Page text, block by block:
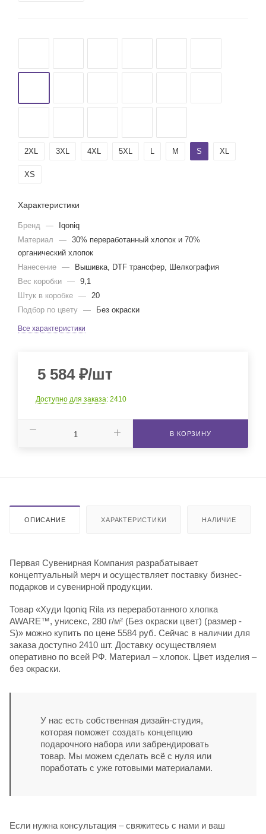
2XL 3XL 4XL 5XL L M S XL
XS
Характеристики
Бренд —
Iqoniq
Материал
— 30% переработанный хлопок и 70%
органический хлопок
Нанесение —
Вышивка, DTF трансфер, Шелкография
Вес коробки — 9,1
Штук в коробке — 20
Подбор по цвету — Без окраски
Все характеристики
5 584₽/шт
Доступно для заказа: 2410
В КОРЗИНУ
ОПИСАНИЕ ХАРАКТЕРИСТИКИ НАЛИЧИЕ
Первая Сувенирная Компания разрабатывает
концептуальный мерч и осуществляет поставку бизнес-
подарков и сувенирной продукции.
Товар «Худи Iqoniq Rila из переработанного хлопка
AWARE™, унисекс, 280 г/м² (Без окраски цвет) (размер -
S)» можно купить по цене 5584 руб. Сейчас в наличии для
заказа доступно 2410 шт. Доставку осуществляем
оперативно по всей РФ. Материал – хлопок. Цвет изделия –
без окраски.
У нас есть собственная дизайн-студия,
которая поможет создать концепцию
подарочного набора или забрендировать
товар. Мы можем сделать всё с нуля или
поработать с уже готовыми материалами.
Если нужна консультация – свяжитесь с нами и ваш